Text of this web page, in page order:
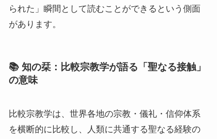
られた」瞬間として読むことができるという側面
があります。
📚 知の栞：比較宗教学が語る「聖なる接触」
の意味
比較宗教学は、世界各地の宗教・儀礼・信仰体系
を横断的に比較し、人類に共通する聖なる経験の